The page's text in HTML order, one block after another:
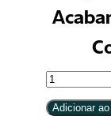
Vaso
Roma
Adicionar